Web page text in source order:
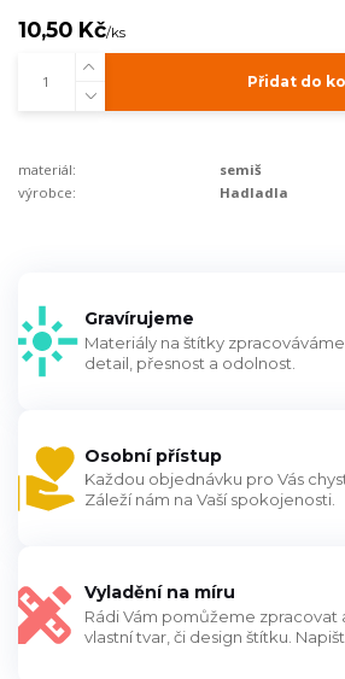
10,50 Kč/ks
Přidat do
materiál:
semiš
výrobce:
Hadladla
Gravírujeme
Materiály na štítky
detail, přesnost a odolnost.
Osobní přístup
Každou objednávku pro Vás
Záleží nám na Vaší spokojenosti.
Vyladění na míru
Rádi Vám pomůžeme zpracovat
vlastní tvar, či design štítku.